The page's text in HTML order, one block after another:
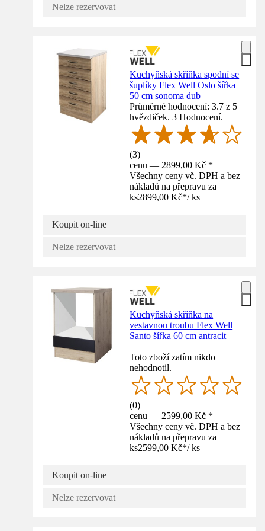
Nelze rezervovat
Kuchyňská skříňka spodní se
šuplíky Flex Well Oslo šířka
50 cm sonoma dub
Průměrné hodnocení: 3.7 z 5
hvězdiček. 3 Hodnocení.
(3)
cenu — 2899,00 Kč *
Všechny ceny vč. DPH a bez
nákladů na přepravu za
ks2899,00 Kč*/ ks
Koupit on-line
Nelze rezervovat
Kuchyňská skříňka na
vestavnou troubu Flex Well
Santo šířka 60 cm antracit
Toto zboží zatím nikdo
nehodnotil.
(0)
cenu — 2599,00 Kč *
Všechny ceny vč. DPH a bez
nákladů na přepravu za
ks2599,00 Kč*/ ks
Koupit on-line
Nelze rezervovat